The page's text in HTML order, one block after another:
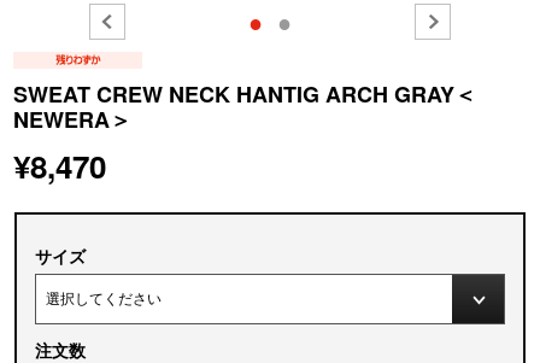
● ●
SWEAT CREW NECK HANTIG ARCH GRAY＜
NEWERA＞
¥8,470
サイズ
注文数